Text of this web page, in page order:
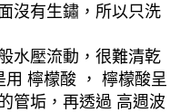
沒有生鏽，所以只洗
水壓流動，很難清乾
檸檬酸 ， 檸檬酸呈
管垢，再透過 高週波